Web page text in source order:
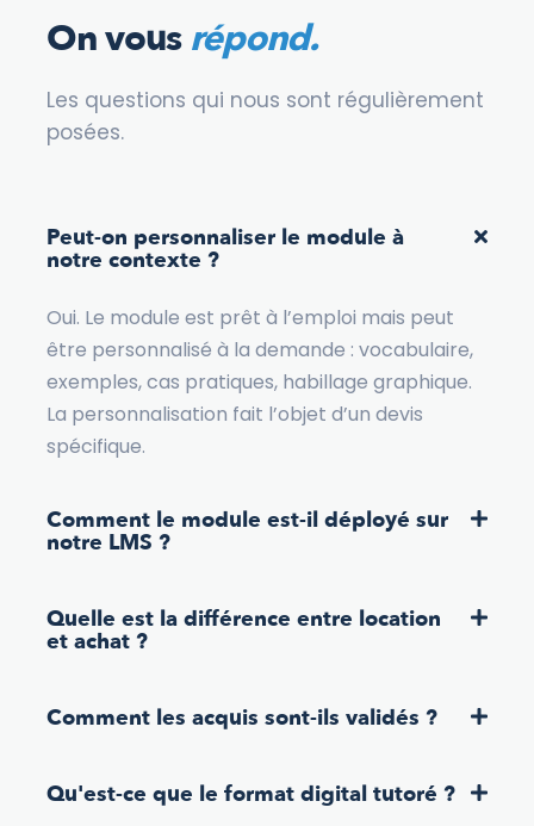
On vousrépond.
Les questions qui nous sont régulièrement
posées.
Peut-on personnaliser le module à
notre contexte ?
Oui. Le module est prêt à l’emploi mais peut
être personnalisé à la demande : vocabulaire,
exemples, cas pratiques, habillage graphique.
La personnalisation fait l’objet d’un devis
spécifique.
Comment le module est-il déployé sur
notre LMS ?
Quelle est la différence entre location
et achat ?
Comment les acquis sont-ils validés ?
Qu'est-ce que le format digital tutoré ?